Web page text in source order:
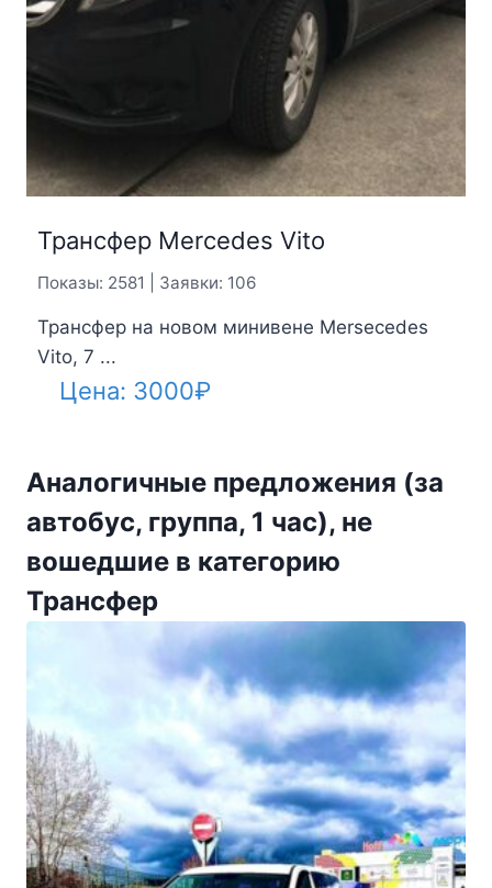
Трансфер Mercedes Vito
Показы: 2581 | Заявки: 106
Трансфер на новом минивене Mersecedes
Vito, 7 ...
Цена: 3000₽
Аналогичные предложения (за
автобус, группа, 1 час), не
вошедшие в категорию
Трансфер